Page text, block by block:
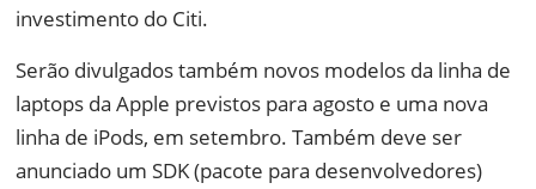
investimento do Citi.
Serão divulgados também novos modelos da linha de
laptops da Apple previstos para agosto e uma nova
linha de iPods, em setembro. Também deve ser
anunciado um SDK (pacote para desenvolvedores)